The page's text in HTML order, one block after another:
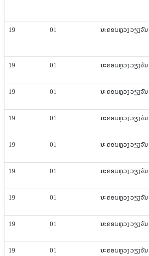
19 01 ນະຄອນຫຼວງ​ວຽງ​ຈັນ
19 01 ນະຄອນຫຼວງ​ວຽງ​ຈັນ
19 01 ນະຄອນຫຼວງ​ວຽງ​ຈັນ
19 01 ນະຄອນຫຼວງ​ວຽງ​ຈັນ
19 01 ນະຄອນຫຼວງ​ວຽງ​ຈັນ
19 01 ນະຄອນຫຼວງ​ວຽງ​ຈັນ
19 01 ນະຄອນຫຼວງ​ວຽງ​ຈັນ
19 01 ນະຄອນຫຼວງ​ວຽງ​ຈັນ
19 01 ນະຄອນຫຼວງ​ວຽງ​ຈັນ